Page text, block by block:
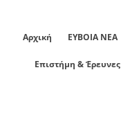
Αρχική ΕΥΒΟΙΑ ΝΕΑ
Επιστήμη & Έρευνες